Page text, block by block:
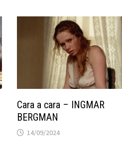
Cara a cara – INGMAR
BERGMAN
14/09/2024